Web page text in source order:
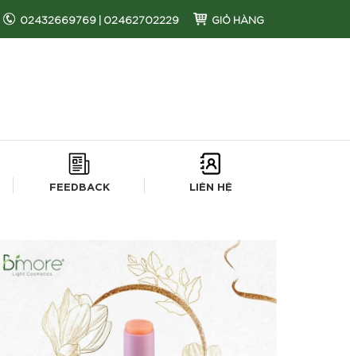
02432669769|02462702229 GIỎ HÀNG
FEEDBACK
LIÊN HỆ